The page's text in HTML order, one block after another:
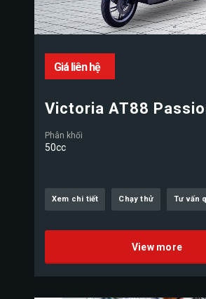
Giá liên hệ
Victoria AT88
Phân khối
50cc
Xem chi tiết Chạy thử Tư vấn
View more